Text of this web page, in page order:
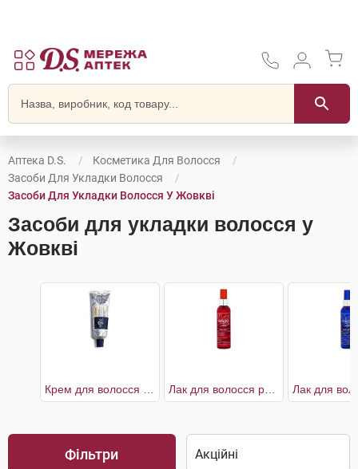
Аптека D.S.
Косметика Для Волосся
Засоби Для Укладки Волосся
Засоби Для Укладки Волосся У Жовкві
Засоби для укладки волосся у
Жовкві
Фільтри